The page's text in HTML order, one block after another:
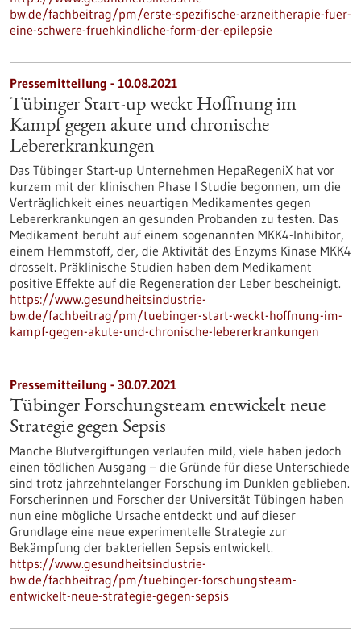
bw.de/fachbeitrag/pm/erste-spezifische-arzneitherapie-fuer-
eine-schwere-fruehkindliche-form-der-epilepsie
Pressemitteilung - 10.08.2021
Tübinger Start-up weckt Hoffnung im
Kampf gegen akute und chronische
Lebererkrankungen
Das Tübinger Start-up Unternehmen HepaRegeniX hat vor
kurzem mit der klinischen Phase I Studie begonnen, um die
Verträglichkeit eines neuartigen Medikamentes gegen
Lebererkrankungen an gesunden Probanden zu testen. Das
Medikament beruht auf einem sogenannten MKK4-Inhibitor,
einem Hemmstoff, der, die Aktivität des Enzyms Kinase MKK4
drosselt. Präklinische Studien haben dem Medikament
positive Effekte auf die Regeneration der Leber bescheinigt.
https://www.gesundheitsindustrie-
bw.de/fachbeitrag/pm/tuebinger-start-weckt-hoffnung-im-
kampf-gegen-akute-und-chronische-lebererkrankungen
Pressemitteilung - 30.07.2021
Tübinger Forschungsteam entwickelt neue
Strategie gegen Sepsis
Manche Blutvergiftungen verlaufen mild, viele haben jedoch
einen tödlichen Ausgang – die Gründe für diese Unterschiede
sind trotz jahrzehntelanger Forschung im Dunklen geblieben.
Forscherinnen und Forscher der Universität Tübingen haben
nun eine mögliche Ursache entdeckt und auf dieser
Grundlage eine neue experimentelle Strategie zur
Bekämpfung der bakteriellen Sepsis entwickelt.
https://www.gesundheitsindustrie-
bw.de/fachbeitrag/pm/tuebinger-forschungsteam-
entwickelt-neue-strategie-gegen-sepsis